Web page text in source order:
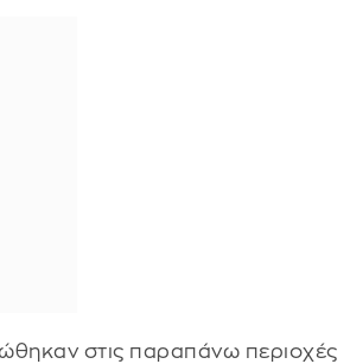
στις παραπάνω περιοχές